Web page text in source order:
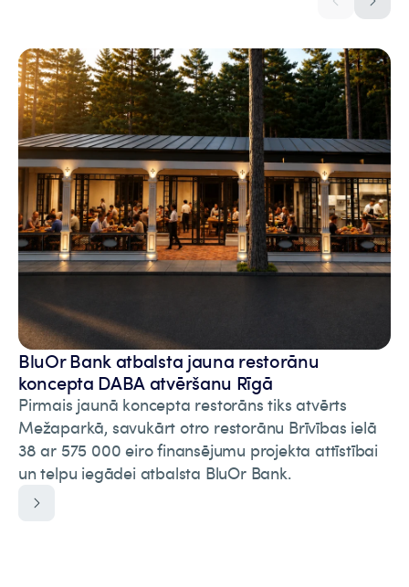
BluOr Bank atbalsta jauna restorānu
koncepta DABA atvēršanu Rīgā
Pirmais jaunā koncepta restorāns tiks atvērts
Mežaparkā, savukārt otro restorānu Brīvības ielā
38 ar 575 000 eiro finansējumu projekta attīstībai
un telpu iegādei atbalsta BluOr Bank.